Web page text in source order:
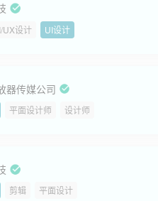
UX设计 UI设计
器传媒公司
平面设计师 设计师
剪辑 平面设计